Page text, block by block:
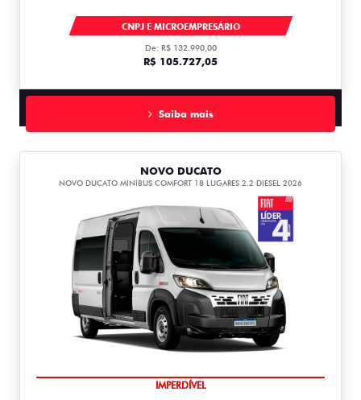
CNPJ E MICROEMPRESÁRIO
De: R$ 132.990,00
R$ 105.727,05
Saiba mais
NOVO DUCATO
NOVO DUCATO MINIBUS COMFORT 18 LUGARES 2.2 DIESEL 2026
IMPERDÍVEL